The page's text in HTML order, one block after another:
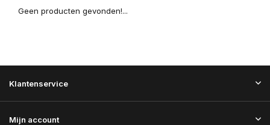
Geen producten gevonden!...
Klantenservice
Mijn account